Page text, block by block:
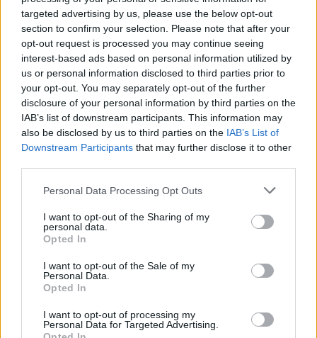
targeted advertising by us, please use the below opt-out
section to confirm your selection. Please note that after your
opt-out request is processed you may continue seeing
interest-based ads based on personal information utilized by
us or personal information disclosed to third parties prior to
your opt-out. You may separately opt-out of the further
disclosure of your personal information by third parties on the
IAB’s list of downstream participants. This information may
also be disclosed by us to third parties on the IAB’s List of
Downstream Participants that may further disclose it to other
Personal Data Processing Opt Outs
I want to opt-out of the Sharing of my
personal data.
Opted In
I want to opt-out of the Sale of my
Personal Data.
Opted In
I want to opt-out of processing my
Personal Data for Targeted Advertising.
Francia
a nyelvvizsgázás mellett 2024-ben. Ez viszont nem jelenti azt, hogy
vagy emelt szintű érettségit tennének majd ebből a feltehetően
ebben az esetben is a külföldi nyelvtanulásra, amit jó borok, sajtok
és sütemények ízesíthetnek meg.
a határ tulajdonképpen a csillagos ég, de ezt a nyelvet is
tanulhatjátok Svájcban, viszont valamivel drágábban, mint a
németet. A svájci francia nyelvtanfolyamok ára heti 550 eurótól
indul (220 ezer) és akár a 2000 eurót is (800 ezer) elérheti. Ezekre is
igaz, hogy a szállást és a megélhetést az összeg nem tartalmazza.